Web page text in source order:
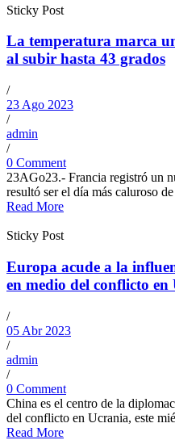
Sticky Post
La temperatura marca
al subir hasta 43 grados
/
23 Ago 2023
/
admin
/
0 Comment
23AGo23.- Francia registró un
resultó ser el día más caluroso
Read More
Sticky Post
Europa acude a la
en medio del conflicto en
/
05 Abr 2023
/
admin
/
0 Comment
China es el centro de la
del conflicto en Ucrania, este
Read More